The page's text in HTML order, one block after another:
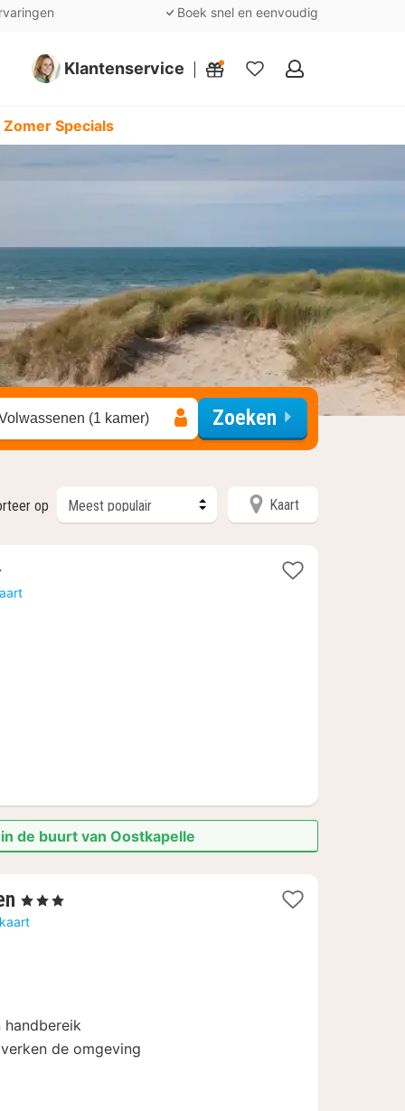
Boek snel en eenvoudig
Klantenservice
Mijn
Specials
(1 kamer) Zoeken
op Kaart
de buurt van Oostkapelle
1
nacht
, 3 Sterren
handbereik
de omgeving